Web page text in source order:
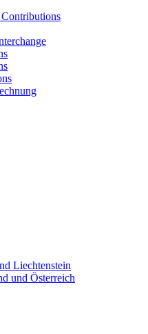
Liechtenstein
und Österreich